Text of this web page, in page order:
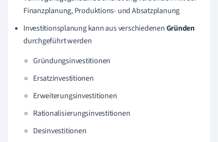
Finanzplanung, Produktions- und Absatzplanung
Investitionsplanung kann aus verschiedenenGründen
durchgeführt werden
Gründungsinvestitionen
Ersatzinvestitionen
Erweiterungsinvestitionen
Rationalisierungsinvestitionen
Desinvestitionen